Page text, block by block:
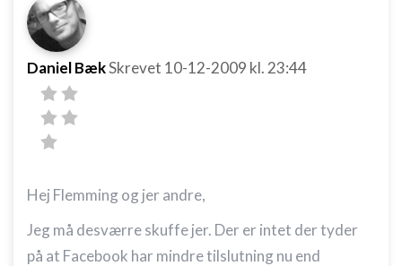
Daniel BækSkrevet 10-12-2009 kl. 23:44
Hej Flemming og jer andre,
Jeg må desværre skuffe jer. Der er intet der tyder
på at Facebook har mindre tilslutning nu end